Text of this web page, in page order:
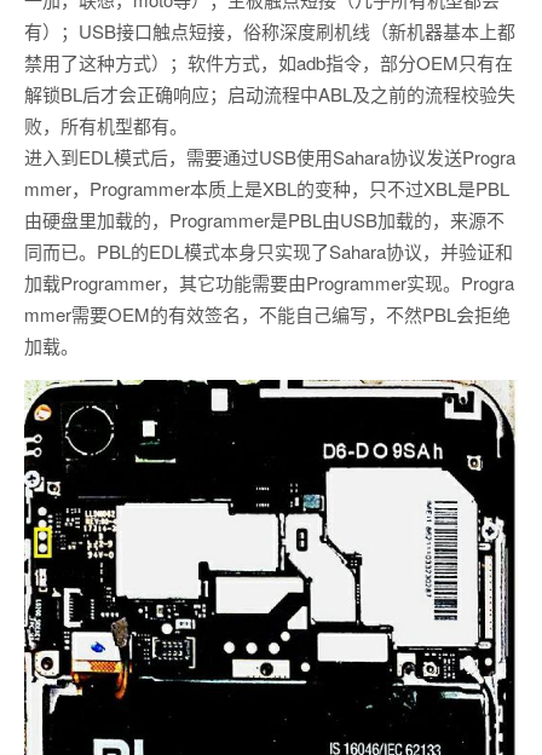
有）；USB接口触点短接，俗称深度刷机线（新机器基本上都
禁用了这种方式）；软件方式，如adb指令，部分OEM只有在
解锁BL后才会正确响应；启动流程中ABL及之前的流程校验失
败，所有机型都有。
进入到EDL模式后，需要通过USB使用Sahara协议发送Progra
mmer，Programmer本质上是XBL的变种，只不过XBL是PBL
由硬盘里加载的，Programmer是PBL由USB加载的，来源不
同而已。PBL的EDL模式本身只实现了Sahara协议，并验证和
加载Programmer，其它功能需要由Programmer实现。Progra
mmer需要OEM的有效签名，不能自己编写，不然PBL会拒绝
加载。